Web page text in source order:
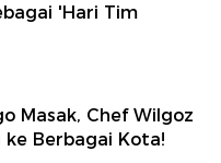
'Hari Tim
Masak, Chef Wilgoz
ke Berbagai Kota!